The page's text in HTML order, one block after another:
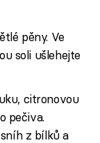
pěny. Ve
soli ušlehejte
citronovou
pečiva.
z bílků a